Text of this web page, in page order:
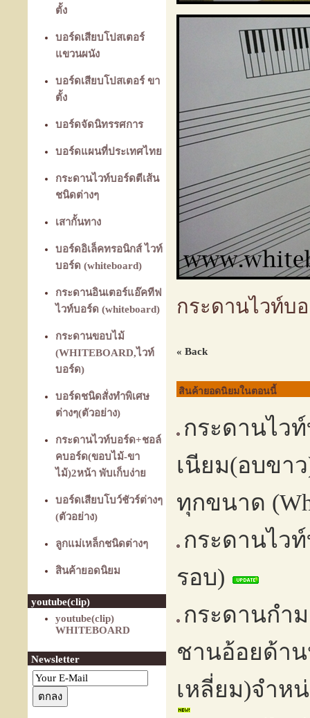
ตั้ง
บอร์ดเสียบโปสเตอร์
แขวนผนัง
บอร์ดเสียบโปสเตอร์ ขา
ตั้ง
บอร์ดจัดนิทรรศการ
บอร์ดแผนที่ประเทศไทย
กระดานไวท์บอร์ดตีเส้น
ชนิดต่างๆ
เสากั้นทาง
บอร์ดอิเล็คทรอนิกส์ ไวท์
บอร์ด (whiteboard)
กระดานอินเตอร์แอ๊คทีฟ
ไวท์บอร์ด (whiteboard)
กระดานขอบไม้
(WHITEBOARD,ไวท์
บอร์ด)
บอร์ดชนิดสั่งทำพิเศษ
ต่างๆ(ตัวอย่าง)
กระดานไวท์บอร์ด+ชอล์
คบอร์ด(ขอบไม้-ขา
ไม้)2หน้า พับเก็บง่าย
บอร์ดเสียบโบว์ชัวร์ต่างๆ
(ตัวอย่าง)
ลูกแม่เหล็กชนิดต่างๆ
สินค้ายอดนิยม
youtube(clip)
youtube(clip)
WHITEBOARD
Newsletter
กระดานไวท์บ
« Back
สินค้ายอดนิยมในตอนนี้
กระดานไว
เนียม(อบขา
ทุกขนาด
กระดานไว
รอบ)
กระดานกำ
ชานอ้อยด้า
เหลี่ยม)จำห